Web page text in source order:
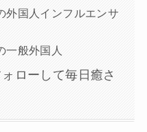
外国人インフルエンサ
一般外国人
ローして毎日癒さ